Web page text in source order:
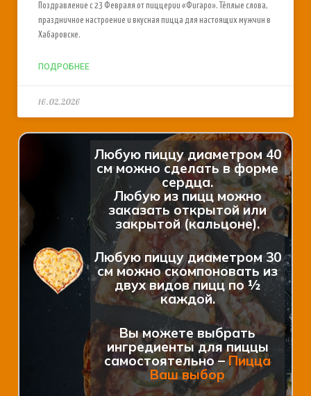
Поздравление с 23 Февраля от пиццерии «Фигаро». Тёплые слова,
праздничное настроение и вкусная пицца для настоящих мужчин в
Хабаровске.
ПОДРОБНЕЕ
16.02.2026
Любую пиццу диаметром 40
см можно сделать в форме
сердца.
Любую из пицц можно
заказать открытой или
закрытой (кальцоне).
Любую пиццу диаметром 30
см можно скомпоновать из
двух видов пицц по ½
каждой.
Вы можете выбрать
ингредиенты для пиццы
самостоятельно –Пицца
Ваш выбор